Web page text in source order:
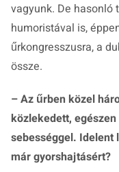
vagyunk. De hasonló
humoristával is,
űrkongresszusra, a
össze.
– Az űrben közel
közlekedett,
sebességgel. Idelent
már gyorshajtásért?